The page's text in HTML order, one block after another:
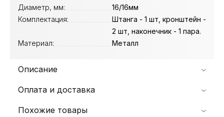
Диаметр, мм:
16/16мм
Комплектация:
Штанга - 1 шт, кронштейн -
2 шт, наконечник - 1 пара.
Материал:
Металл
Описание
Оплата и доставка
Похожие товары